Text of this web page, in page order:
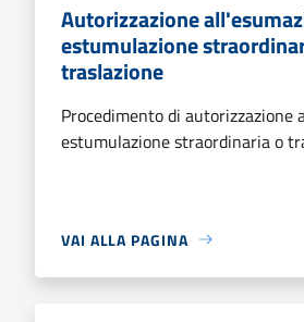
Autorizzazione
estumulazione
traslazione
Procedimento di autorizzazione
estumulazione straordinaria o
VAI ALLA PAGINA